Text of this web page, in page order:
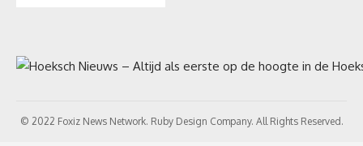
© 2022 Foxiz News Network. Ruby Design Company. All Rights Reserved.